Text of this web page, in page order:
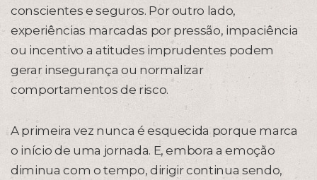
conscientes e seguros. Por outro lado,
experiências marcadas por pressão, impaciência
ou incentivo a atitudes imprudentes podem
gerar insegurança ou normalizar
comportamentos de risco.
A primeira vez nunca é esquecida porque marca
o início de uma jornada. E, embora a emoção
diminua com o tempo, dirigir continua sendo,